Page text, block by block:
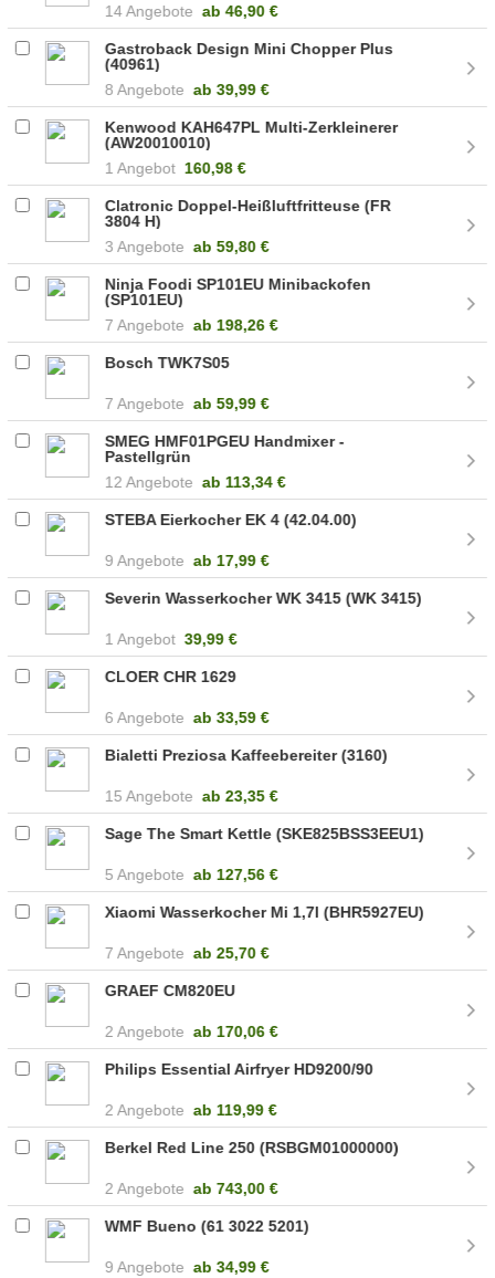
14 Angebote ab46,90 €
Gastroback Design Mini Chopper Plus
(40961)
8 Angebote ab 39,99 €
Kenwood KAH647PL Multi-Zerkleinerer
(AW20010010)
1 Angebot 160,98 €
Clatronic Doppel-Heißluftfritteuse (FR
3804 H)
3 Angebote ab 59,80 €
Ninja Foodi SP101EU Minibackofen
(SP101EU)
7 Angebote ab 198,26 €
Bosch TWK7S05
7 Angebote ab 59,99 €
SMEG HMF01PGEU Handmixer -
Pastellgrün
12 Angebote ab 113,34 €
STEBA Eierkocher EK 4 (42.04.00)
9 Angebote ab 17,99 €
Severin Wasserkocher WK 3415 (WK 3415)
1 Angebot 39,99 €
CLOER CHR 1629
6 Angebote ab 33,59 €
Bialetti Preziosa Kaffeebereiter (3160)
15 Angebote ab 23,35 €
Sage The Smart Kettle (SKE825BSS3EEU1)
5 Angebote ab 127,56 €
Xiaomi Wasserkocher Mi 1,7l (BHR5927EU)
7 Angebote ab 25,70 €
GRAEF CM820EU
2 Angebote ab 170,06 €
Philips Essential Airfryer HD9200/90
2 Angebote ab 119,99 €
Berkel Red Line 250 (RSBGM01000000)
2 Angebote ab 743,00 €
WMF Bueno (61 3022 5201)
9 Angebote ab 34,99 €